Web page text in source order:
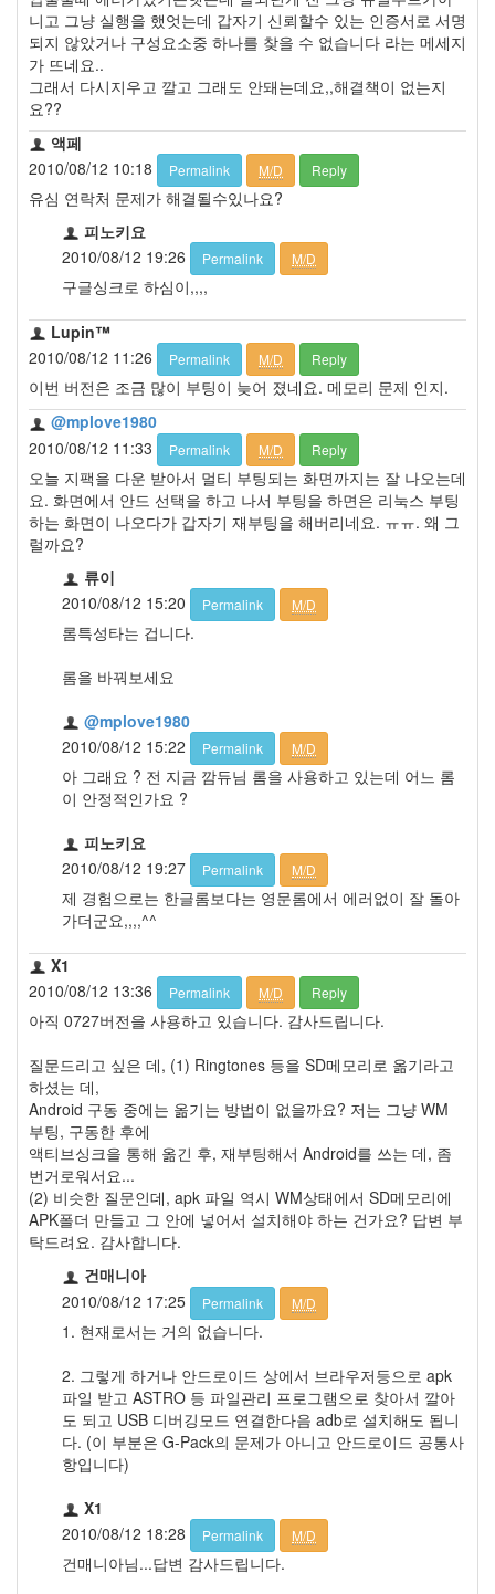
니고 그냥 실행을 했엇는데 갑자기 신뢰할수 있는 인증서로 서명
되지 않았거나 구성요소중 하나를 찾을 수 없습니다 라는 메세지
가 뜨네요..
그래서 다시지우고 깔고 그래도 안돼는데요,,해결책이 없는지
요??
액페
2010/08/12 10:18
Permalink M/D Reply
유심 연락처 문제가 해결될수있나요?
피노키요
2010/08/12 19:26
Permalink M/D
구글싱크로 하심이,,,,
Lupin™
2010/08/12 11:26
Permalink M/D Reply
이번 버전은 조금 많이 부팅이 늦어 졌네요. 메모리 문제 인지.
@mplove1980
2010/08/12 11:33
Permalink M/D Reply
오늘 지팩을 다운 받아서 멀티 부팅되는 화면까지는 잘 나오는데
요. 화면에서 안드 선택을 하고 나서 부팅을 하면은 리눅스 부팅
하는 화면이 나오다가 갑자기 재부팅을 해버리네요. ㅠㅠ. 왜 그
럴까요?
류이
2010/08/12 15:20
Permalink M/D
롬특성타는 겁니다.
롬을 바꿔보세요
@mplove1980
2010/08/12 15:22
Permalink M/D
아 그래요 ? 전 지금 깜듀님 롬을 사용하고 있는데 어느 롬
이 안정적인가요 ?
피노키요
2010/08/12 19:27
Permalink M/D
제 경험으로는 한글롬보다는 영문롬에서 에러없이 잘 돌아
가더군요,,,,^^
X1
2010/08/12 13:36
Permalink M/D Reply
아직 0727버전을 사용하고 있습니다. 감사드립니다.
질문드리고 싶은 데, (1) Ringtones 등을 SD메모리로 옮기라고
하셨는 데,
Android 구동 중에는 옮기는 방법이 없을까요? 저는 그냥 WM
부팅, 구동한 후에
액티브싱크을 통해 옮긴 후, 재부팅해서 Android를 쓰는 데, 좀
번거로워서요...
(2) 비슷한 질문인데, apk 파일 역시 WM상태에서 SD메모리에
APK폴더 만들고 그 안에 넣어서 설치해야 하는 건가요? 답변 부
탁드려요. 감사합니다.
건매니아
2010/08/12 17:25
Permalink M/D
1. 현재로서는 거의 없습니다.
2. 그렇게 하거나 안드로이드 상에서 브라우저등으로 apk
파일 받고 ASTRO 등 파일관리 프로그램으로 찾아서 깔아
도 되고 USB 디버깅모드 연결한다음 adb로 설치해도 됩니
다. (이 부분은 G-Pack의 문제가 아니고 안드로이드 공통사
항입니다)
X1
2010/08/12 18:28
Permalink M/D
건매니아님...답변 감사드립니다.